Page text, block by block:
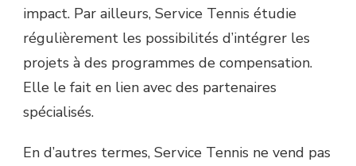
impact. Par ailleurs, Service Tennis étudie
régulièrement les possibilités d’intégrer les
projets à des programmes de compensation.
Elle le fait en lien avec des partenaires
spécialisés.
En d’autres termes, Service Tennis ne vend pas